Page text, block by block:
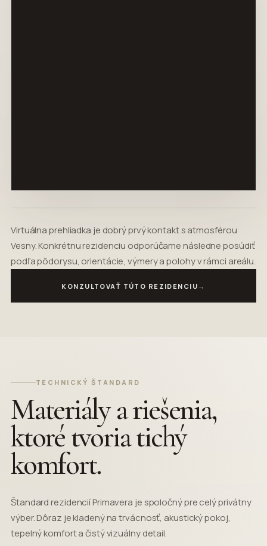
Virtuálna prehliadka je dobrý prvý kontakt s atmosférou
Vesny. Konkrétnu rezidenciu odporúčame následne posúdiť
podľa pôdorysu, orientácie, výmery a polohy v rámci areálu.
KONZULTOVAŤ TÚTO REZIDENCIU →
TECHNICKÝ ŠTANDARD
Materiály a riešenia,
ktoré tvoria tichý
komfort.
Štandard rezidencií Primavera je spoločný pre celý privátny
výber. Dôraz je kladený na trvácnosť, akustický pokoj,
tepelný komfort a čistý vizuálny detail.